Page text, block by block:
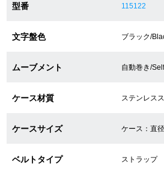
ラッピングサービス
腕時計サイズ調整サービス
店舗受け取りサービス
店舗取り寄せサービス
型番 115122
文字盤色 ブラック/
ムーブメント 自動巻き/
ケース材質 ステンレス
ケースサイズ ケース：直
ベルトタイプ ストラップ